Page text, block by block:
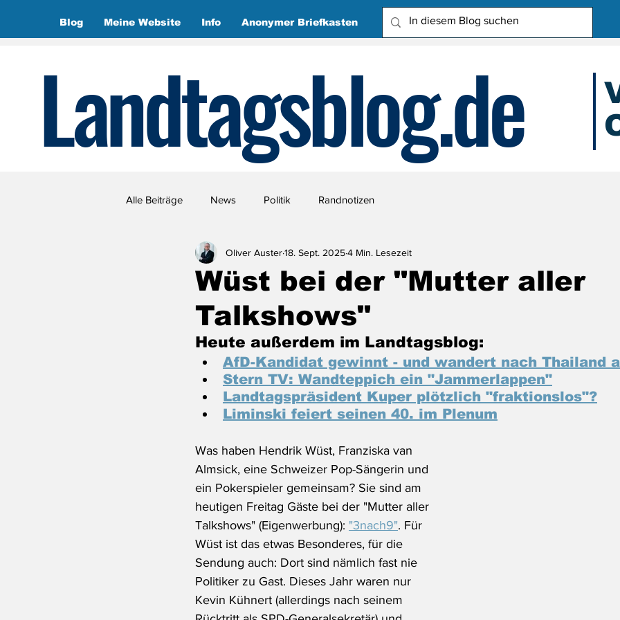
Blog Meine Website Info Anonymer Briefkasten
Landtagsblog.de
Alle Beiträge News Politik Randnotizen
Wüst bei der "Mutter aller
Talkshows"
Oliver Auster18. Sept. 20254 Min. Lesezeit
Heute außerdem im Landtagsblog:
AfD-Kandidat gewinnt - und wandert nach Thailand
Stern TV: Wandteppich ein "Jammerlappen"
Landtagspräsident Kuper plötzlich "fraktionslos"?
Liminski feiert seinen 40. im Plenum
Was haben Hendrik Wüst, Franziska van
Almsick, eine Schweizer Pop-Sängerin und
ein Pokerspieler gemeinsam? Sie sind am
heutigen Freitag Gäste bei der "Mutter aller
Talkshows" (Eigenwerbung): "3nach9". Für
Wüst ist das etwas Besonderes, für die
Sendung auch: Dort sind nämlich fast nie
Politiker zu Gast. Dieses Jahr waren nur
Kevin Kühnert (allerdings nach seinem